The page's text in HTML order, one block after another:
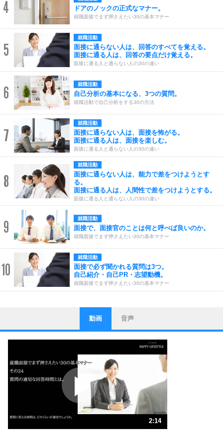
4 ドアのノックの正式なマナー。
就職面接でまず押さえたい30の基本マナー
5
就職活動
面接に通らない人は、回答のすべてを覚える。
面接に通る人は、回答の要点だけ覚える。
面接に通る人と通らない人の30の違い
6 就職活動
自己分析の基本になる、3つの質問。
就職活動で自己分析をする30の方法
7
就職活動
面接に通らない人は、面接を怖がる。
面接に通る人は、面接を楽しむ。
面接に通る人と通らない人の30の違い
8
就職活動
面接に通らない人は、能力で差をつけようとす
る。
面接に通る人は、人間性で差をつけようとする。
面接に通る人と通らない人の30の違い
9 就職活動
面接で、面接官のことは何と呼べば良いのか。
就職面接でまず押さえたい30の基本マナー
10
就職活動
面接で必ず聞かれる質問は3つ。
自己紹介・自己PR・志望動機。
就職面接でまず押さえたい30の基本マナー
1
ストレス対策
他人と比べない。
いっそのこと、他人を見ない。
いらいらしない人になる30の方法
ポジティブになれない原因は、行動しないから。
ポジティブ思考になる30の方法
ストレス対策
人生、なんとかなるもの。
気楽に生きる30の方法
動画 音声
2:14